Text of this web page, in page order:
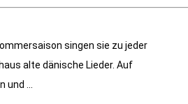
singen sie zu jeder
alte dänische Lieder. Auf
...